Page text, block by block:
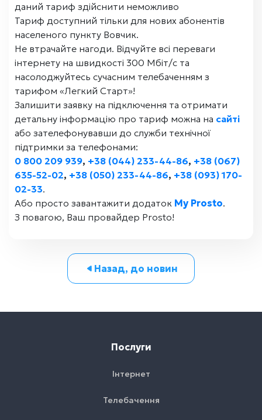
даний тариф здійснити неможливо
Тариф доступний тільки для нових абонентів
населеного пункту Вовчик.
Не втрачайте нагоди. Відчуйте всі переваги
інтернету на швидкості 300 Мбіт/с та
насолоджуйтесь сучасним телебаченням з
тарифом «Легкий Старт»!
Залишити заявку на підключення та отримати
детальну інформацію про тариф можна на сайті
або зателефонувавши до служби технічної
підтримки за телефонами:
0 800 209 939, +38 (044) 233-44-86, +38 (067)
635-52-02, +38 (050) 233-44-86, +38 (093) 170-
02-33.
Або просто завантажити додаток My Prosto.
З повагою, Ваш провайдер Prosto!
Назад, до новин
Послуги
Інтернет
Телебачення